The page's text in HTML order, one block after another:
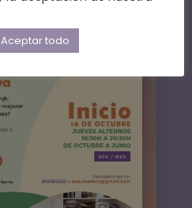
Aceptar todo